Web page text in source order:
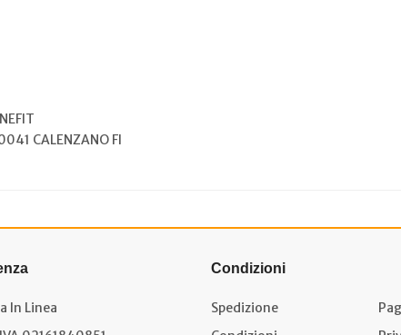
CALENZANO FI
In Linea
Condizioni
Spedizione